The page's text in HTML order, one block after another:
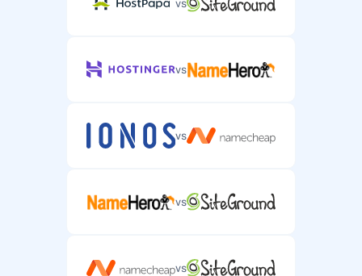
vs
vs
vs
vs
vs